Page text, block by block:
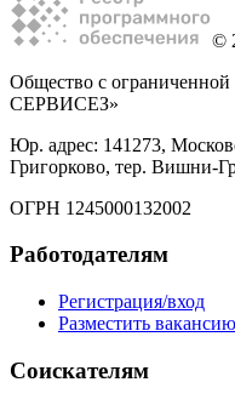
©
Общество с
СЕРВИСЕЗ»
Юр. адрес: 141273,
Григорково, тер. Вишни-
ОГРН 1245000132002
Работодателям
Регистрация/вход
Разместить вакансию
Соискателям